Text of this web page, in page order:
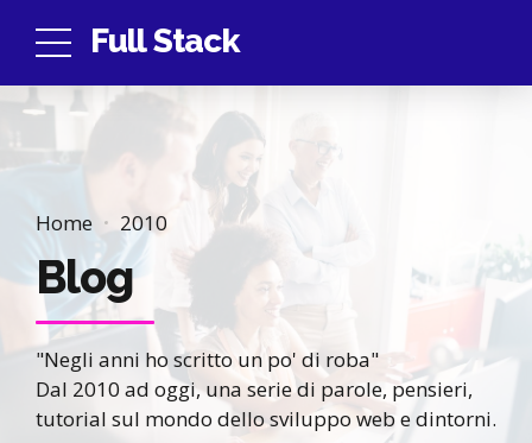
Full Stack
Home 2010
Blog
"Negli anni ho scritto un po' di roba"
Dal 2010 ad oggi, una serie di parole, pensieri,
tutorial sul mondo dello sviluppo web e dintorni.